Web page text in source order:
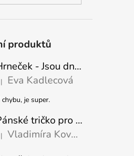
produktů
Hrneček - Jsou dny, kdy mě dokáže nasrat i vzduch - Sova
Hodnocení produktu je 5 z 5 hvězdiček.
| Eva Kadlecová
je super.
Pánské tričko pro nejlepšího tatínka
Hodnocení produktu je 5 z 5 hvězdiček.
|
Vladimíra Kovaříková